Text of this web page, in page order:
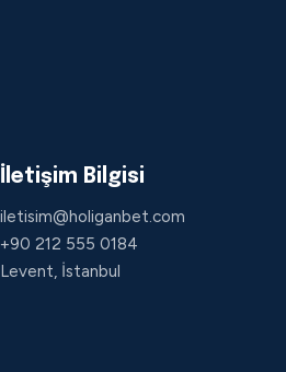
İletişim Bilgisi
iletisim@holiganbet.com
+90 212 555 0184
Levent, İstanbul